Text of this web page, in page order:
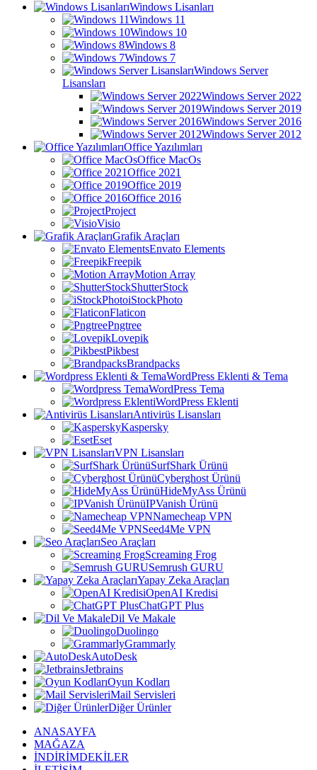
Windows Lisanları
Windows 11
Windows 10
Windows 8
Windows 7
Windows Server
Lisansları
Windows Server 2022
Windows Server 2019
Windows Server 2016
Windows Server 2012
Office Yazılımları
Office MacOs
Office 2021
Office 2019
Office 2016
Project
Visio
Grafik Araçları
Envato Elements
Freepik
Motion Array
ShutterStock
iStockPhoto
Flaticon
Pngtree
Lovepik
Pikbest
Brandpacks
WordPress Eklenti & Tema
WordPress Tema
WordPress Eklenti
Antivirüs Lisansları
Kaspersky
Eset
VPN Lisansları
SurfShark Ürünü
Cyberghost Ürünü
HideMyAss Ürünü
IPVanish Ürünü
Namecheap VPN
Seed4Me VPN
Seo Araçları
Screaming Frog
Semrush GURU
Yapay Zeka Araçları
OpenAI Kredisi
ChatGPT Plus
Dil Ve Makale
Duolingo
Grammarly
AutoDesk
Jetbrains
Oyun Kodları
Mail Servisleri
Diğer Ürünler
ANASAYFA
MAĞAZA
İNDİRİMDEKİLER